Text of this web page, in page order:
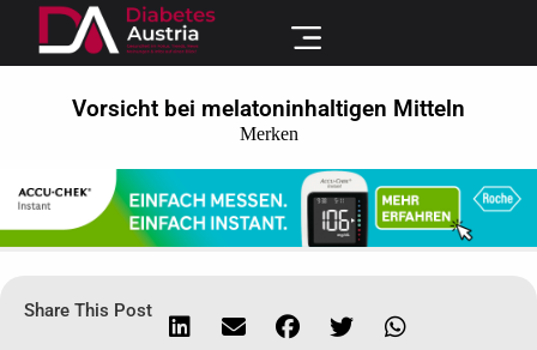
Vorsicht bei melatoninhaltigen Mitteln
Merken
Share This Post